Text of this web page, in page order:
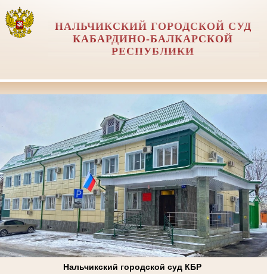
НАЛЬЧИКСКИЙ ГОРОДСКОЙ СУД
КАБАРДИНО-БАЛКАРСКОЙ
РЕСПУБЛИКИ
Нальчикский городской суд КБР